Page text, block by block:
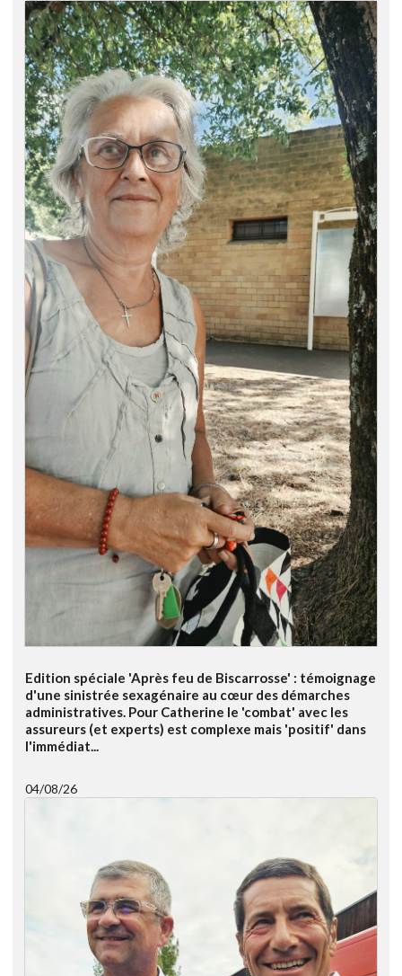
Edition spéciale 'Après feu de Biscarrosse' : témoignage
d'une sinistrée sexagénaire au cœur des démarches
administratives. Pour Catherine le 'combat' avec les
assureurs (et experts) est complexe mais 'positif' dans
l'immédiat...
04/08/26